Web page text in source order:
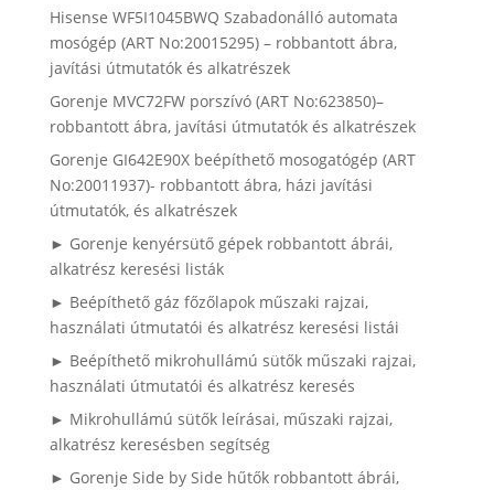
Hisense WF5I1045BWQ Szabadonálló automata
mosógép (ART No:20015295) – robbantott ábra,
javítási útmutatók és alkatrészek
Gorenje MVC72FW porszívó (ART No:623850)–
robbantott ábra, javítási útmutatók és alkatrészek
Gorenje GI642E90X beépíthető mosogatógép (ART
No:20011937)- robbantott ábra, házi javítási
útmutatók, és alkatrészek
► Gorenje kenyérsütő gépek robbantott ábrái,
alkatrész keresési listák
► Beépíthető gáz főzőlapok műszaki rajzai,
használati útmutatói és alkatrész keresési listái
► Beépíthető mikrohullámú sütők műszaki rajzai,
használati útmutatói és alkatrész keresés
► Mikrohullámú sütők leírásai, műszaki rajzai,
alkatrész keresésben segítség
► Gorenje Side by Side hűtők robbantott ábrái,